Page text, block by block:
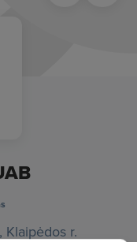
Klaipėdos r.